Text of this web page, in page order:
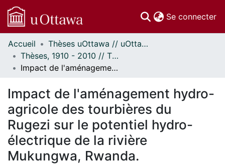
Se connecter
Communautés
et collections
Parcourir
À propos
Accueil
Thèses uOttawa // uOttawa Theses
Thèses, 1910 - 2010 // Theses, 1910 - 2010
Impact de l'aménagement hydro-agricole des tourbières du Rugezi sur le potentiel hydro-électrique de la rivière Mukungwa, Rwanda.
Impact de l'aménagement hydro-
agricole des tourbières du
Rugezi sur le potentiel hydro-
électrique de la rivière
Mukungwa, Rwanda.